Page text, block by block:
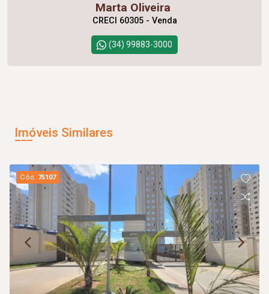
Marta Oliveira
CRECI 60305 - Venda
(34) 99883-3000
Imóveis Similares
Cód. 75107